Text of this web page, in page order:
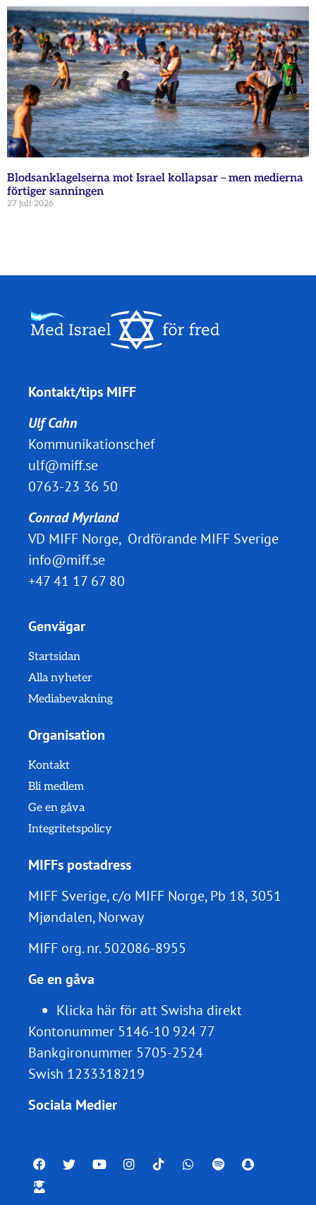
Blodsanklagelserna mot Israel kollapsar – men medierna
förtiger sanningen
27 juli 2026
Kontakt/tips MIFF
Ulf Cahn
Kommunikationschef
ulf@miff.se
0763-23 36 50
Conrad Myrland
VD MIFF Norge, Ordförande MIFF Sverige
info@miff.se
+47 41 17 67 80
Genvägar
Startsidan
Alla nyheter
Mediabevakning
Organisation
Kontakt
Bli medlem
Ge en gåva
Integritetspolicy
MIFFs postadress
MIFF Sverige, c/o MIFF Norge, Pb 18, 3051
Mjøndalen, Norway
MIFF org. nr.502086-8955
Ge en gåva
Klicka här för att Swisha direkt
Kontonummer 5146-10 924 77
Bankgironummer 5705-2524
Swish 1233318219
Sociala Medier